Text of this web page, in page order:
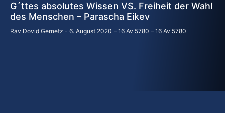
G´ttes absolutes Wissen VS. Freiheit der Wahl
des Menschen – Parascha Eikev
Rav Dovid Gernetz 6. August 2020 – 16 Av 5780 – 16 Av 5780